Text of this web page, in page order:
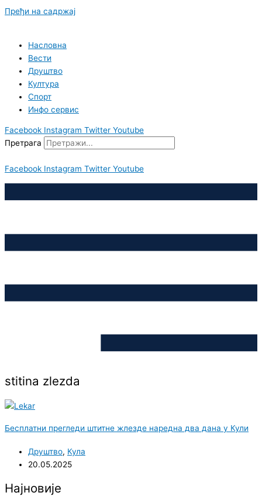
Пређи на садржај
Насловна
Вести
Друштво
Култура
Спорт
Инфо сервис
Facebook Instagram Twitter Youtube
Претрага
Facebook Instagram Twitter Youtube
stitina zlezda
Бесплатни прегледи штитне жлезде наредна два дана у Кули
Друштво, Кула
20.05.2025
Најновије